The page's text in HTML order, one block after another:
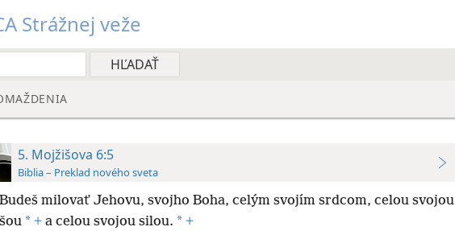
Strážnej veže
5. Mojžišova 6:5
Biblia – Preklad nového sveta
Budeš milovať Jehovu, svojho Boha, celým svojím srdcom, celou svojou
* +a celou svojou silou. * +